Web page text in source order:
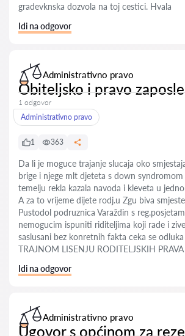
gradevknska dozvola na toj cestici. Hvala
Idi na odgovor
Administrativno pravo
Obiteljsko i pravo
1 odgovor
Administrativno pravo
1 363
Da li je moguce trajanje slucaja oko
brige i njege mlt djeteta s down
temelju rekla kazala navoda i kleveta u
A za to vrijeme dijete rodj.u Zgu biva
Pustodol podruznica Varaždin s
nemogucim ispuniti riditeljima koji rade i
saslusani bez konretnih fakta ceka se
TRAJNOM LISENJU RODITELJSKIH
Idi na odgovor
Administrativno pravo
Ugovor s općinom za